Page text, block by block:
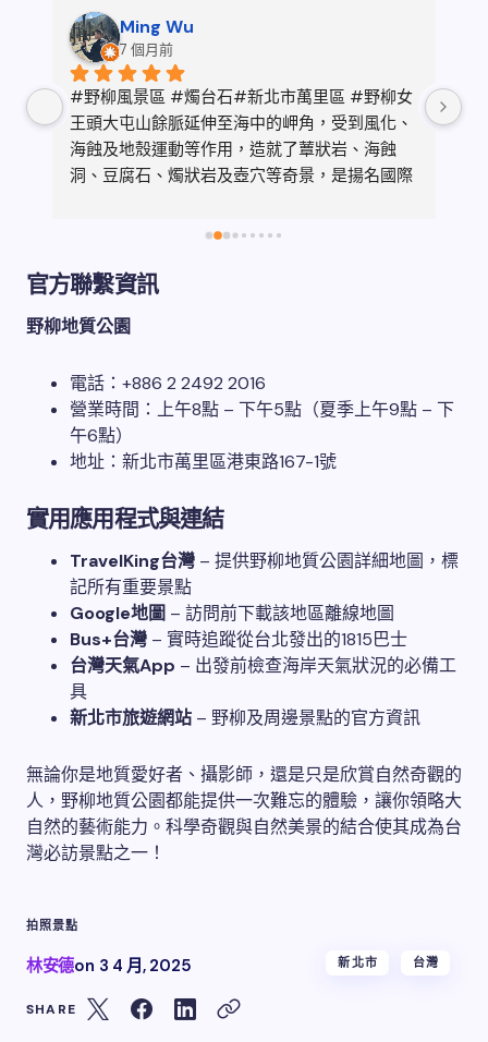
Ming Wu
7 個月前
#野柳風景區 #燭台石#新北市萬里區 #野柳女
王頭大屯山餘脈延伸至海中的岬角，受到風化、
海蝕及地殼運動等作用，造就了蕈狀岩、海蝕
洞、豆腐石、燭狀岩及壺穴等奇景，是揚名國際
具代表性的地標與熱門打卡點。_訊息來源：”新
然的鬼斧神工 一探赫赫有名的野柳女王頭即便天
- - - - - - - - - - - - - -野柳地質公園地址：新
官方聯繫資訊
野柳地質公園
電話：+886 2 2492 2016
營業時間：上午8點 – 下午5點（夏季上午9點 – 下
午6點）
地址：新北市萬里區港東路167-1號
實用應用程式與連結
TravelKing台灣 – 提供野柳地質公園詳細地圖，標
記所有重要景點
Google地圖 – 訪問前下載該地區離線地圖
Bus+台灣 – 實時追蹤從台北發出的1815巴士
台灣天氣App – 出發前檢查海岸天氣狀況的必備工
具
新北市旅遊網站 – 野柳及周邊景點的官方資訊
無論你是地質愛好者、攝影師，還是只是欣賞自然奇觀的
人，野柳地質公園都能提供一次難忘的體驗，讓你領略大
自然的藝術能力。科學奇觀與自然美景的結合使其成為台
灣必訪景點之一！
拍照景點
林安德on 3 4 月, 2025 新北市 台灣
SHARE